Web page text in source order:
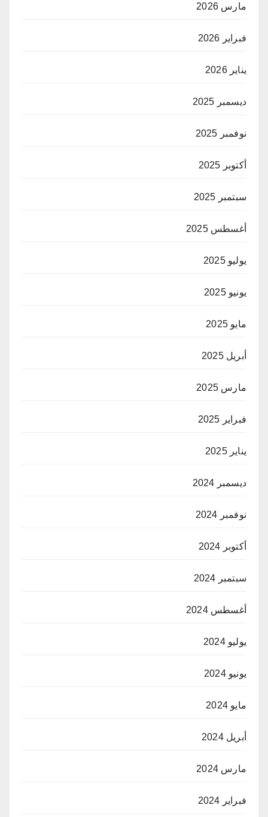
مارس 2026
فبراير 2026
يناير 2026
ديسمبر 2025
نوفمبر 2025
أكتوبر 2025
سبتمبر 2025
أغسطس 2025
يوليو 2025
يونيو 2025
مايو 2025
أبريل 2025
مارس 2025
فبراير 2025
يناير 2025
ديسمبر 2024
نوفمبر 2024
أكتوبر 2024
سبتمبر 2024
أغسطس 2024
يوليو 2024
يونيو 2024
مايو 2024
أبريل 2024
مارس 2024
فبراير 2024